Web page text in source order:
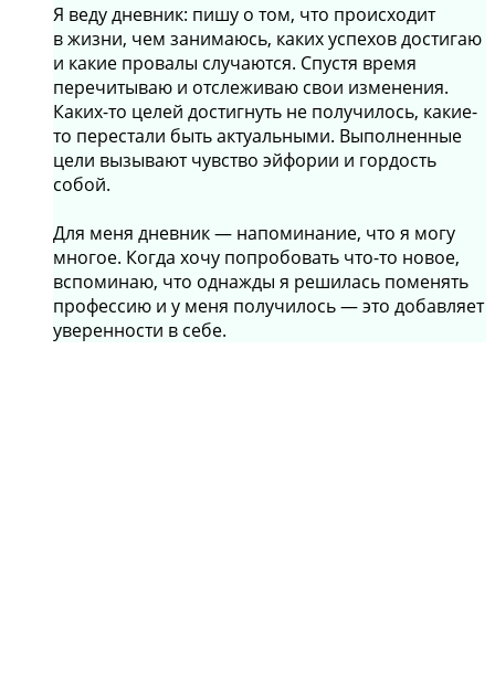
Я веду дневник: пишу о том, что происходит
в жизни, чем занимаюсь, каких успехов достигаю
и какие провалы случаются. Спустя время
перечитываю и отслеживаю свои изменения.
Каких-то целей достигнуть не получилось, какие-
то перестали быть актуальными. Выполненные
цели вызывают чувство эйфории и гордость
собой.
Для меня дневник — напоминание, что я могу
многое. Когда хочу попробовать что-то новое,
вспоминаю, что однажды я решилась поменять
профессию и у меня получилось — это добавляет
уверенности в себе.